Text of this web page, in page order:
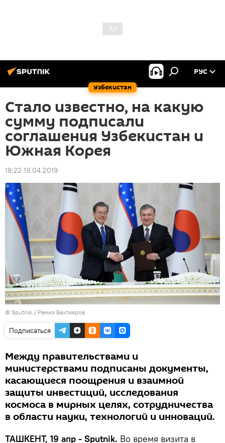
Узбекистан
РУС
Стало известно, на какую
сумму подписали
соглашения Узбекистан и
Южная Корея
18:22 19.04.2019
© Sputnik / Рамиз Бахтияров
Подписаться
Между правительствами и
министерствами подписаны документы,
касающиеся поощрения и взаимной
защиты инвестиций, исследования
космоса в мирных целях, сотрудничества
в области науки, технологий и инноваций.
ТАШКЕНТ, 19 апр - Sputnik. Во время визита в